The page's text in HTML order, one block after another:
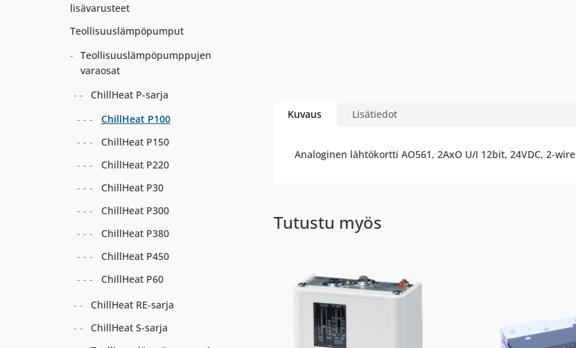
Kuvaus Lisätiedot
Analoginen lähtökortti AO561, 2AxO U/I 12bit, 24VDC, 2-wire
Tutustu myös
lisävarusteet
Teollisuuslämpöpumput
Teollisuuslämpöpumppujen
varaosat
ChillHeat P-sarja
ChillHeat P100
ChillHeat P150
ChillHeat P220
ChillHeat P30
ChillHeat P300
ChillHeat P380
ChillHeat P450
ChillHeat P60
ChillHeat RE-sarja
ChillHeat S-sarja